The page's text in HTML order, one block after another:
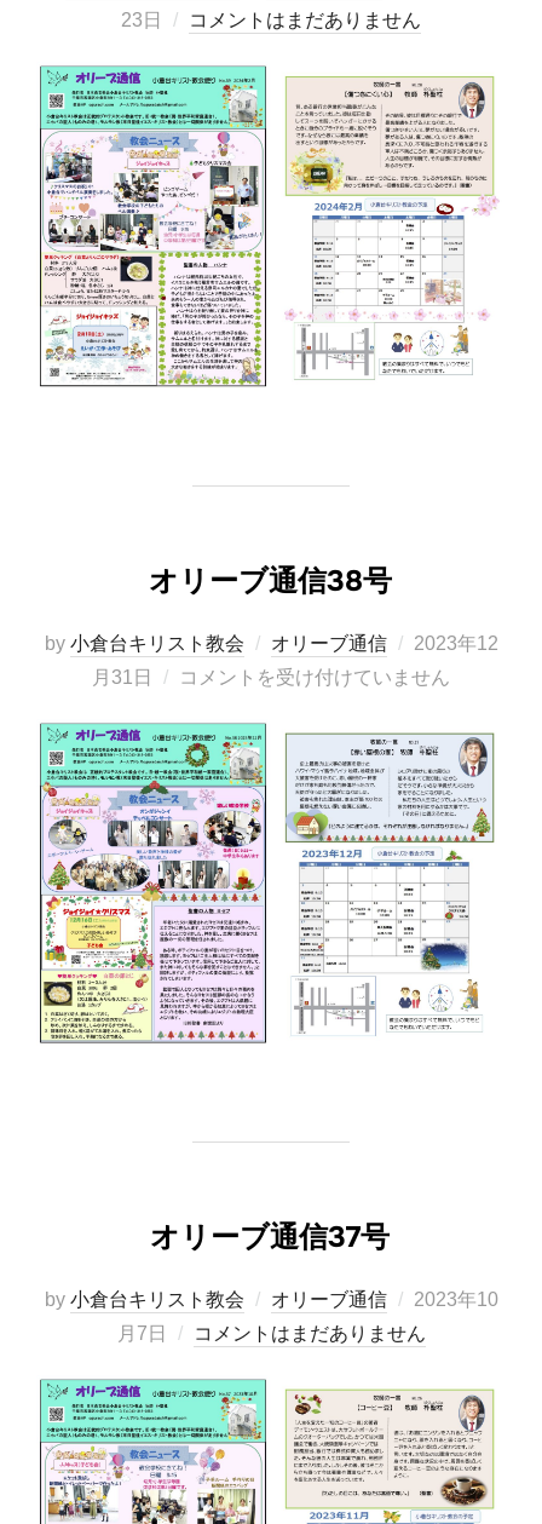
稿
23日
コメントはまだありません
オリーブ通信38号
by 小倉台キリスト教会 オリーブ通信
投
稿
2023年12
月31日
コメントを受け付けていません
オリーブ通信37号
by 小倉台キリスト教会 オリーブ通信
投
稿
2023年10
月7日
コメントはまだありません